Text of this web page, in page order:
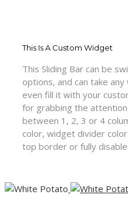
This Is A Custom Widget
This Sliding Bar can be
options, and can take
even fill it with your
for grabbing the
between 1, 2, 3 or 4
color, widget divider
top border or fully